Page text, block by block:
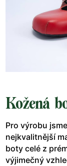
Kožená
Pro výrobu
nejkvalitnější
boty celé z
výjimečný